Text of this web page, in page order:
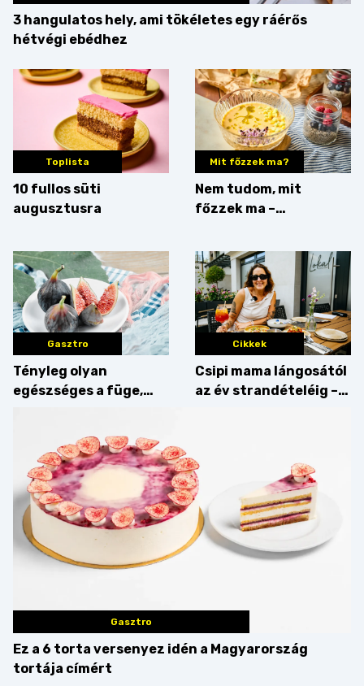
3 hangulatos hely, ami tökéletes egy ráérős
hétvégi ebédhez
Toplista
10 fullos süti
augusztusra
Mit főzzek ma?
Nem tudom, mit
főzzek ma –
Gasztro
Tényleg olyan
egészséges a füge,
Cikkek
Csipi mama lángosától
az év strandételéig –
Gasztro
Ez a 6 torta versenyez idén a Magyarország
tortája címért